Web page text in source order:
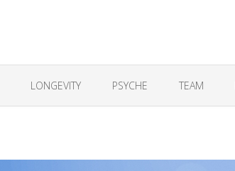
LONGEVITY PSYCHE TEAM